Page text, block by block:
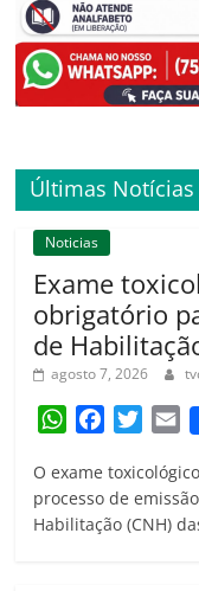
Últimas Notícias
Noticias
Exame
obrigatório
de
agosto 7, 2026
W
a
t
s
c
e
b
i
t
t
a
i
l
O exame
processo de
Habilitação (CNH)